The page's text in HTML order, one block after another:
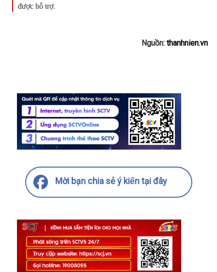
được hỗ trợ.
Nguồn: thanhnien.vn
Mời bạn chia sẻ ý kiến tại đây